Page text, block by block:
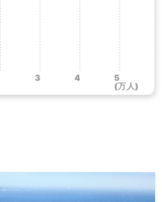
3 4
5
(万人)